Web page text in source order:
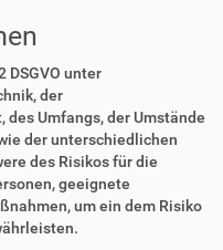
DSGVO unter
der
Umfangs, der Umstände
der unterschiedlichen
des Risikos für die
geeignete
um ein dem Risiko